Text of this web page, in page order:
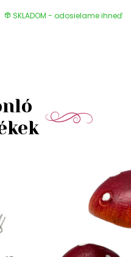
SKLADOM - odosielame ihneď